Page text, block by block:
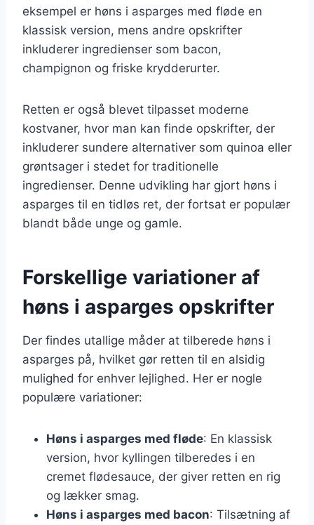
eksempel er høns i asparges med fløde en
klassisk version, mens andre opskrifter
inkluderer ingredienser som bacon,
champignon og friske krydderurter.
Retten er også blevet tilpasset moderne
kostvaner, hvor man kan finde opskrifter, der
inkluderer sundere alternativer som quinoa eller
grøntsager i stedet for traditionelle
ingredienser. Denne udvikling har gjort høns i
asparges til en tidløs ret, der fortsat er populær
blandt både unge og gamle.
Forskellige variationer af
høns i asparges opskrifter
Der findes utallige måder at tilberede høns i
asparges på, hvilket gør retten til en alsidig
mulighed for enhver lejlighed. Her er nogle
populære variationer:
Høns i asparges med fløde: En klassisk
version, hvor kyllingen tilberedes i en
cremet flødesauce, der giver retten en rig
og lækker smag.
Høns i asparges med bacon: Tilsætning af